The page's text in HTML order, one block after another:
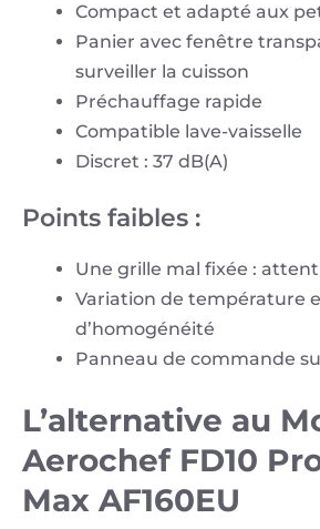
Compact et adapté aux
Panier avec fenêtre
surveiller la cuisson
Préchauffage rapide
Compatible lave-vaisselle
Discret : 37 dB(A)
Points faibles :
Une grille mal fixée :
Variation de température
d’homogénéité
Panneau de commande
L’alternative au
Aerochef FD10
Max AF160EU